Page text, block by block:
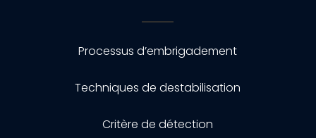
Processus d’embrigadement
Techniques de destabilisation
Critère de détection